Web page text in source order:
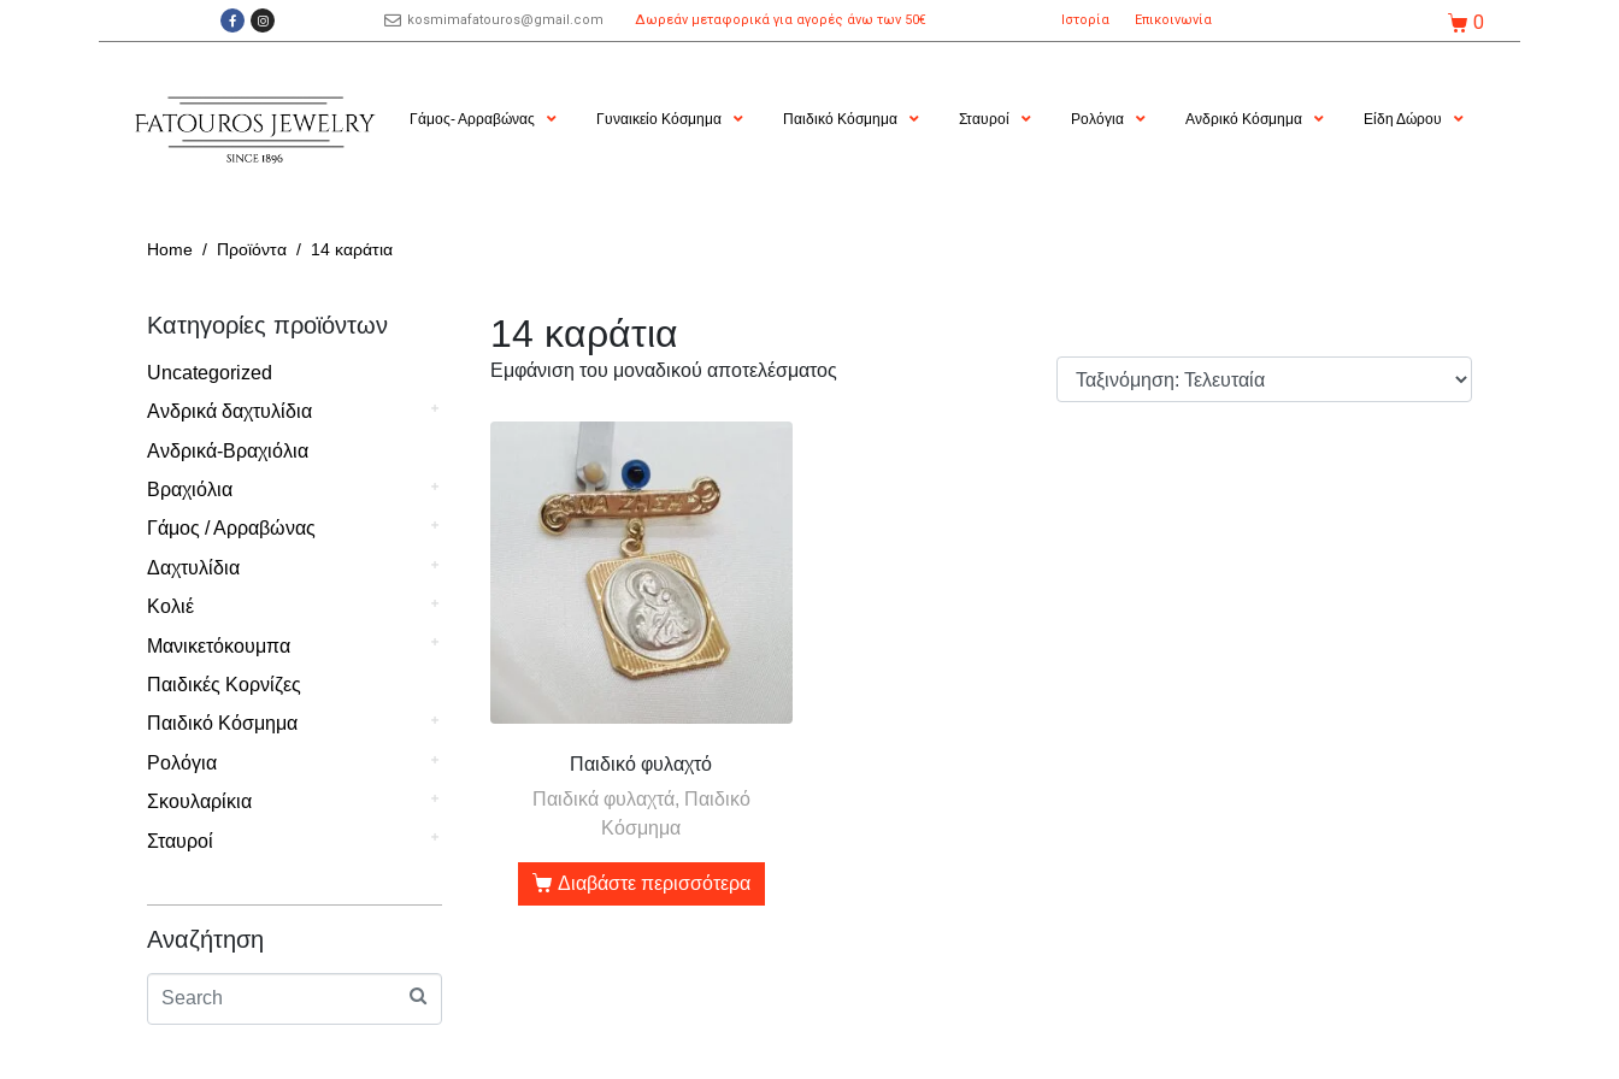
kosmimafatouros@gmail.com Δωρεάν μεταφορικά για αγορές άνω των 50€ Ιστορία Επικοινωνία 0
Γάμος- Αρραβώνας Γυναικείο Κόσμημα Παιδικό Κόσμημα Σταυροί Ρολόγια Ανδρικό Κόσμημα Είδη Δώρου
Home Προϊόντα 14 καράτια
14 καράτια
Εμφάνιση του μοναδικού αποτελέσματος
Παιδικό φυλαχτό
Παιδικά φυλαχτά, Παιδικό
Κόσμημα
Διαβάστε περισσότερα
Κατηγορίες προϊόντων
Uncategorized
Ανδρικά δαχτυλίδια
Ανδρικά-Βραχιόλια
Βραχιόλια
Γάμος / Αρραβώνας
Δαχτυλίδια
Κολιέ
Μανικετόκουμπα
Παιδικές Κορνίζες
Παιδικό Κόσμημα
Ρολόγια
Σκουλαρίκια
Σταυροί
Αναζήτηση